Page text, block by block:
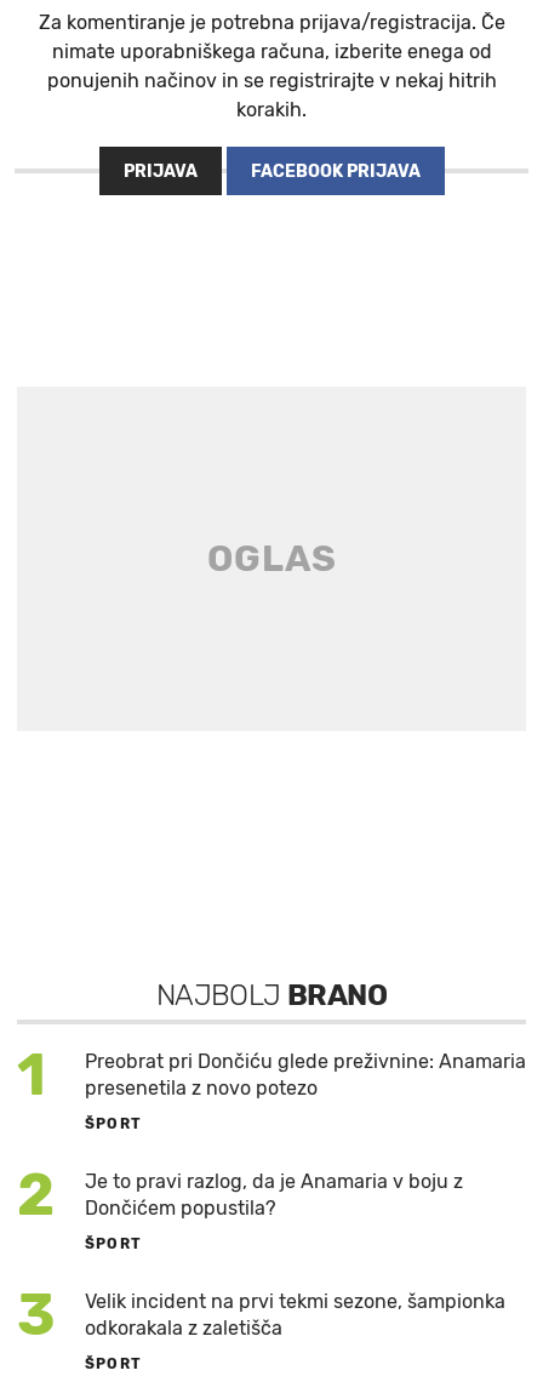
Za komentiranje je potrebna prijava/registracija. Če
nimate uporabniškega računa, izberite enega od
ponujenih načinov in se registrirajte v nekaj hitrih
korakih.
PRIJAVA FACEBOOK PRIJAVA
NAJBOLJ BRANO
1
Preobrat pri Dončiću glede preživnine: Anamaria
presenetila z novo potezo
ŠPORT
2
Je to pravi razlog, da je Anamaria v boju z
Dončićem popustila?
ŠPORT
3
Velik incident na prvi tekmi sezone, šampionka
odkorakala z zaletišča
ŠPORT